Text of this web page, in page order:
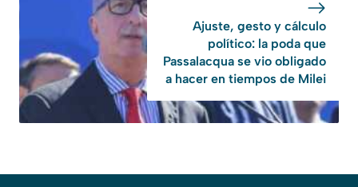
Ajuste, gesto y cálculo
político: la poda que
Passalacqua se vio obligado
a hacer en tiempos de Milei